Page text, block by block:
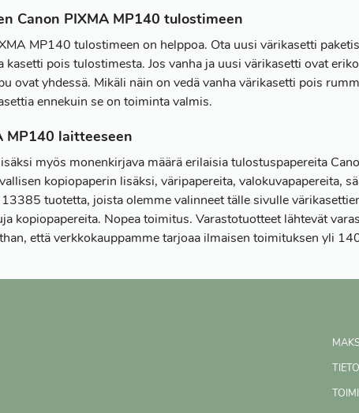
Canon PIXMA MP140 tulostimeen
MP140 tulostimeen on helppoa. Ota uusi värikasetti
kasetti pois tulostimesta. Jos vanha ja uusi värikasetti ovat
ovat yhdessä. Mikäli näin on vedä vanha värikasetti pois
ennekuin se on toiminta valmis.
MP140 laitteeseen
myös monenkirjava määrä erilaisia tulostuspapereita
kopiopaperin lisäksi, väripapereita, valokuvapapereita,
tuotetta, joista olemme valinneet tälle sivulle
kopiopapereita. Nopea toimitus. Varastotuotteet lähtevät
että verkkokauppamme tarjoaa ilmaisen toimituksen yli